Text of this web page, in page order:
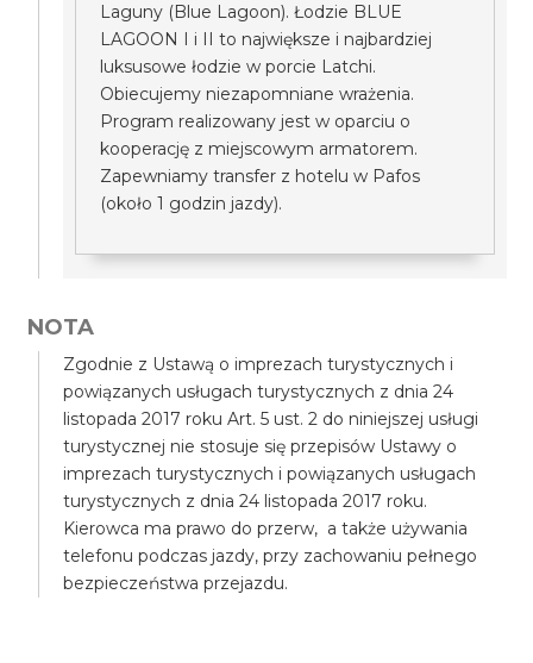
Laguny (Blue Lagoon). Łodzie BLUE
LAGOON I i II to największe i najbardziej
luksusowe łodzie w porcie Latchi.
Obiecujemy niezapomniane wrażenia.
Program realizowany jest w oparciu o
kooperację z miejscowym armatorem.
Zapewniamy transfer z hotelu w Pafos
(około 1 godzin jazdy).
NOTA
Zgodnie z Ustawą o imprezach turystycznych i
powiązanych usługach turystycznych z dnia 24
listopada 2017 roku Art. 5 ust. 2 do niniejszej usługi
turystycznej nie stosuje się przepisów Ustawy o
imprezach turystycznych i powiązanych usługach
turystycznych z dnia 24 listopada 2017 roku.
Kierowca ma prawo do przerw, a także używania
telefonu podczas jazdy, przy zachowaniu pełnego
bezpieczeństwa przejazdu.